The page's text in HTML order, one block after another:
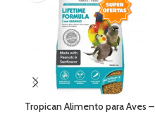
Tropican Alimento para Aves –